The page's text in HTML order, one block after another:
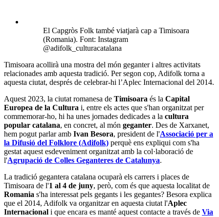
El Capgròs Folk també viatjarà cap a Timisoara
(Romania). Font: Instagram
@adifolk_culturacatalana
Timisoara acollirà una mostra del món geganter i altres activitats
relacionades amb aquesta tradició. Per segon cop, Adifolk torna a
aquesta ciutat, després de celebrar-hi l’Aplec Internacional del 2014.
Aquest 2023, la ciutat romanesa de Timisoara és la Capital
Europea de la Cultura i, entre els actes que s'han organitzat per
commemorar-ho, hi ha unes jornades dedicades a la cultura
popular catalana, en concret, al món geganter. Des de Xarxanet,
hem pogut parlar amb Ivan Besora, president de l'Associació per a
la Difusió del Folklore (Adifolk) perquè ens expliqui com s'ha
gestat aquest esdeveniment organitzat amb la col·laboració de
l'Agrupació de Colles Geganteres de Catalunya.
La tradició gegantera catalana ocuparà els carrers i places de
Timisoara de l'1 al 4 de juny, però, com és que aquesta localitat de
Romania s'ha interessat pels gegants i les gegantes? Besora explica
que el 2014, Adifolk va organitzar en aquesta ciutat l'Aplec
Internacional i que encara es manté aquest contacte a través de Via